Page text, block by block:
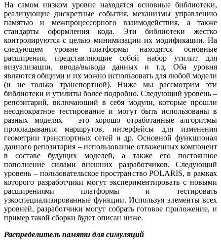
На самом низком уровне находятся основные библиотеки,
реализующие дискретные события, механизмы управлению
памятью и межпроцессорного взаимодействия, а также
стандарты оформления кода. Эти библиотеки жестко
контролируются с целью минимизации их модификации. На
следующем уровне платформы находятся основные
расширения, представляющие собой набор утилит для
визуализации, ввода/вывода данных и т.д. Оба уровня
являются общими и их можно использовать для любой модели
(и не только транспортной). Ниже мы рассмотрим эти
библиотеки и утилиты более подробно. Следующий уровень –
репозитарий, включающий в себя модули, которые прошли
неоднократное тестирование и могут быть использованы в
разных моделях – это хорошо отработанные алгоритмы
прокладывания маршрутов, интерфейсы для изменения
геометрии транспортных сетей и др. Основной функционал
данного репозитария – использование отлаженных компонент
в составе будущих моделей, а также его постоянное
пополнение силами внешних разработчиков. Следующий
уровень – пользовательское пространство POLARIS, в рамках
которого разработчики могут экспериментировать с новыми
расширениями платформы и тестировать
узкоспециализированные функции. Используя элементы всех
уровней, разработчики могут собрать готовое приложение, и
пример такой сборки будет описан ниже.
Распределитель памяти для симуляций